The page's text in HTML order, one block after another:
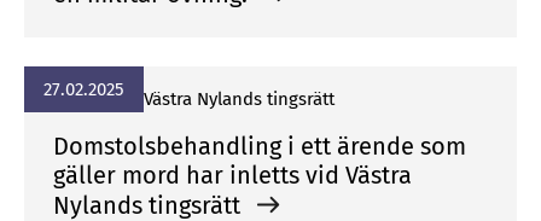
27.02.2025 Vä­stra Ny­lands tings­rätt
Domstolsbehandling i ett ärende som
gäller mord har inletts vid Västra
Nylands tingsrätt